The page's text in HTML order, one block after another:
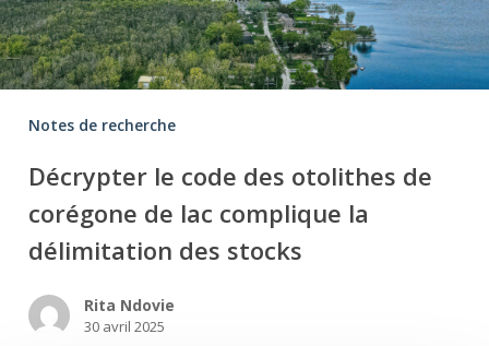
Notes de recherche
Décrypter le code des otolithes de
corégone de lac complique la
délimitation des stocks
Rita Ndovie
30 avril 2025